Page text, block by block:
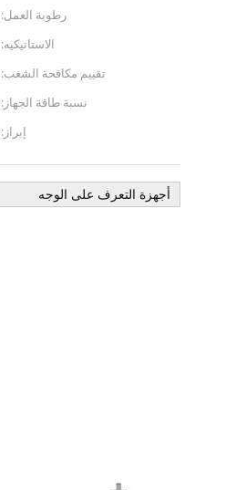
رطوبة العمل:
الاستاتيكيه:
تقييم مكافحة الشغب:
نسبة طاقة الجهاز:
إبراز:
أجهزة التعرف على الوجه